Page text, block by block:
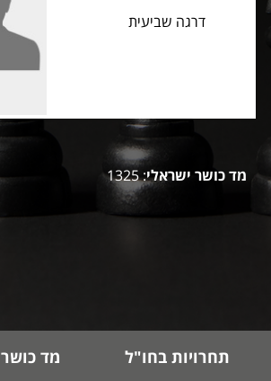
דרגה שביעית
מד כושר ישראלי: 1325
תחרויות בחו"ל מד כושר